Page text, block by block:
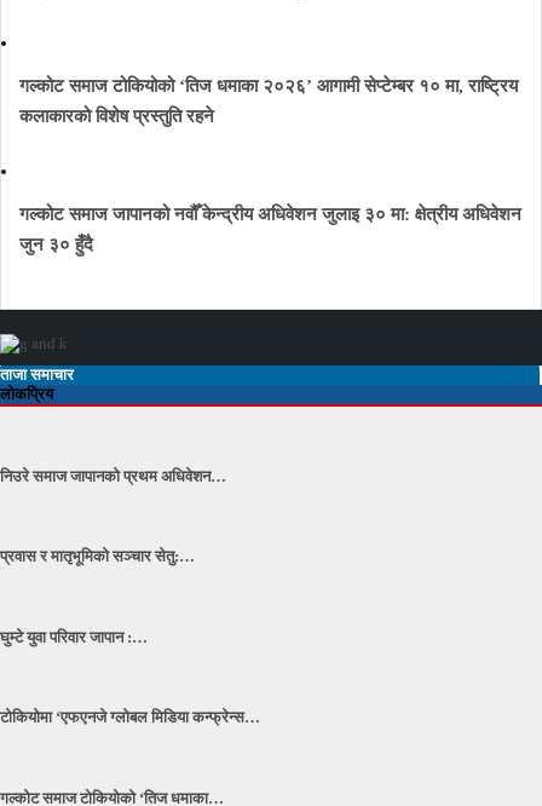
गल्कोट समाज टोकियोको ‘तिज धमाका २०२६’ आगामी सेप्टेम्बर १० मा, राष्ट्रिय
कलाकारको विशेष प्रस्तुति रहने
गल्कोट समाज जापानको नवौँ केन्द्रीय अधिवेशन जुलाइ ३० मा: क्षेत्रीय अधिवेशन
जुन ३० हुँदै
ताजा समाचार
लोकप्रिय
निउरे समाज जापानको प्रथम अधिवेशन…
प्रवास र मातृभूमिको सञ्चार सेतु:…
घुम्टे युवा परिवार जापान :…
टोकियोमा ‘एफएनजे ग्लोबल मिडिया कन्फ्रेन्स…
गल्कोट समाज टोकियोको ‘तिज धमाका…